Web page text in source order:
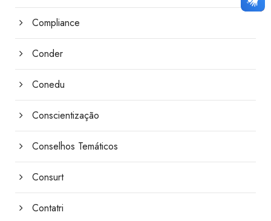
Compliance
Conder
Conedu
Conscientização
Conselhos Temáticos
Consurt
Contatri